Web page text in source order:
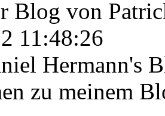
Blog von
11:48:26
Hermann's
zu meinem